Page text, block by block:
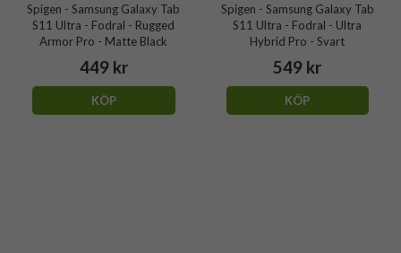
Spigen - Samsung Galaxy Tab
S11 Ultra - Fodral - Rugged
Armor Pro - Matte Black
449 kr
KÖP
Spigen - Samsung Galaxy Tab
S11 Ultra - Fodral - Ultra
Hybrid Pro - Svart
549 kr
KÖP